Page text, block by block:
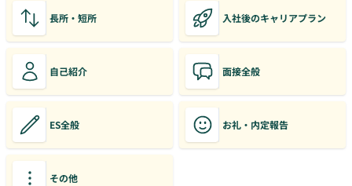
長所・短所 入社後のキャリアプラン
自己紹介 面接全般
ES全般 お礼・内定報告
その他